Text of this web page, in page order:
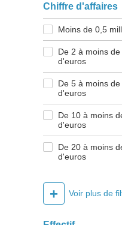
Chiffre d'affaires
Moins de 0,5
De 2 à moins
d'euros
De 5 à moins
d'euros
De 10 à moins
d'euros
De 20 à moins
d'euros
+ Voir plus de